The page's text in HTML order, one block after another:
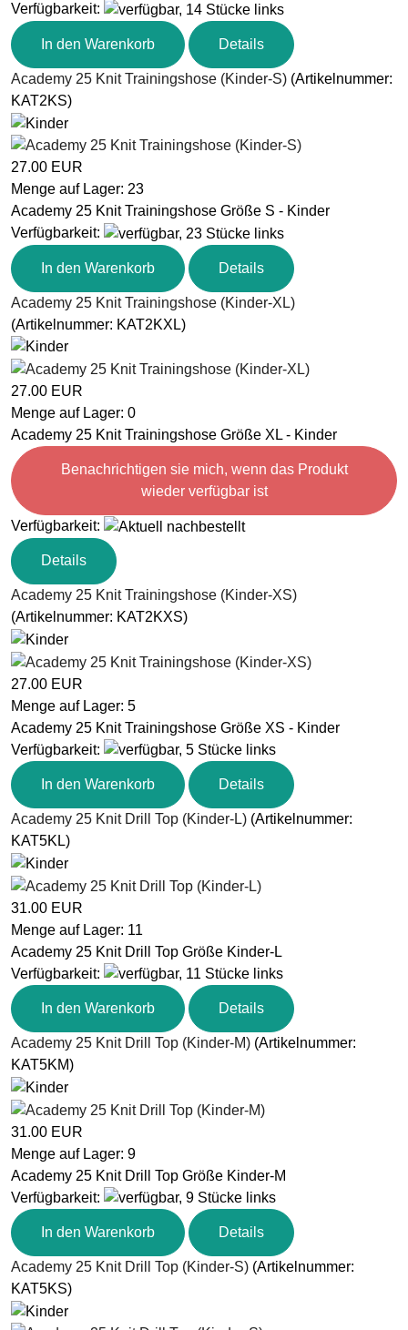
Verfügbarkeit:
In den Warenkorb Details
Academy 25 Knit Trainingshose (Kinder-S) (Artikelnummer:
KAT2KS)
27.00 EUR
Menge auf Lager: 23
Academy 25 Knit Trainingshose Größe S - Kinder
Verfügbarkeit:
In den Warenkorb Details
Academy 25 Knit Trainingshose (Kinder-XL)
(Artikelnummer: KAT2KXL)
27.00 EUR
Menge auf Lager: 0
Academy 25 Knit Trainingshose Größe XL - Kinder
Benachrichtigen sie mich, wenn das Produkt
wieder verfügbar ist
Verfügbarkeit:
Details
Academy 25 Knit Trainingshose (Kinder-XS)
(Artikelnummer: KAT2KXS)
27.00 EUR
Menge auf Lager: 5
Academy 25 Knit Trainingshose Größe XS - Kinder
Verfügbarkeit:
In den Warenkorb Details
Academy 25 Knit Drill Top (Kinder-L) (Artikelnummer:
KAT5KL)
31.00 EUR
Menge auf Lager: 11
Academy 25 Knit Drill Top Größe Kinder-L
Verfügbarkeit:
In den Warenkorb Details
Academy 25 Knit Drill Top (Kinder-M) (Artikelnummer:
KAT5KM)
31.00 EUR
Menge auf Lager: 9
Academy 25 Knit Drill Top Größe Kinder-M
Verfügbarkeit:
In den Warenkorb Details
Academy 25 Knit Drill Top (Kinder-S) (Artikelnummer:
KAT5KS)